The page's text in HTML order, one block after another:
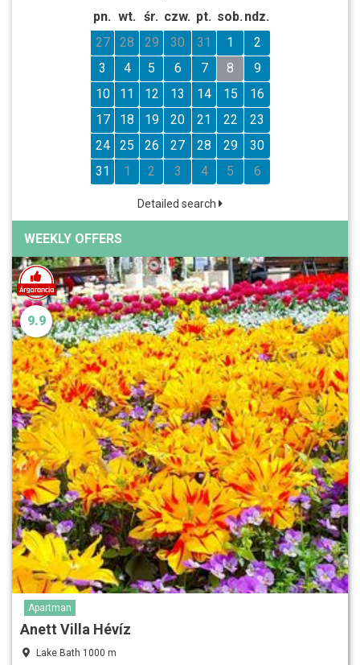
pn. wt. śr. czw. pt. sob. ndz.
27
28 29 30 31 1
2
3
4 5 6 7 8
9
10
11 12 13 14 15
16
17
18 19 20 21 22
23
24
25 26 27 28 29
30
31
1 2 3 4 5 6
Detailed search
WEEKLY OFFERS
9.9
Apartman
Anett Villa Hévíz
Lake Bath 1000 m